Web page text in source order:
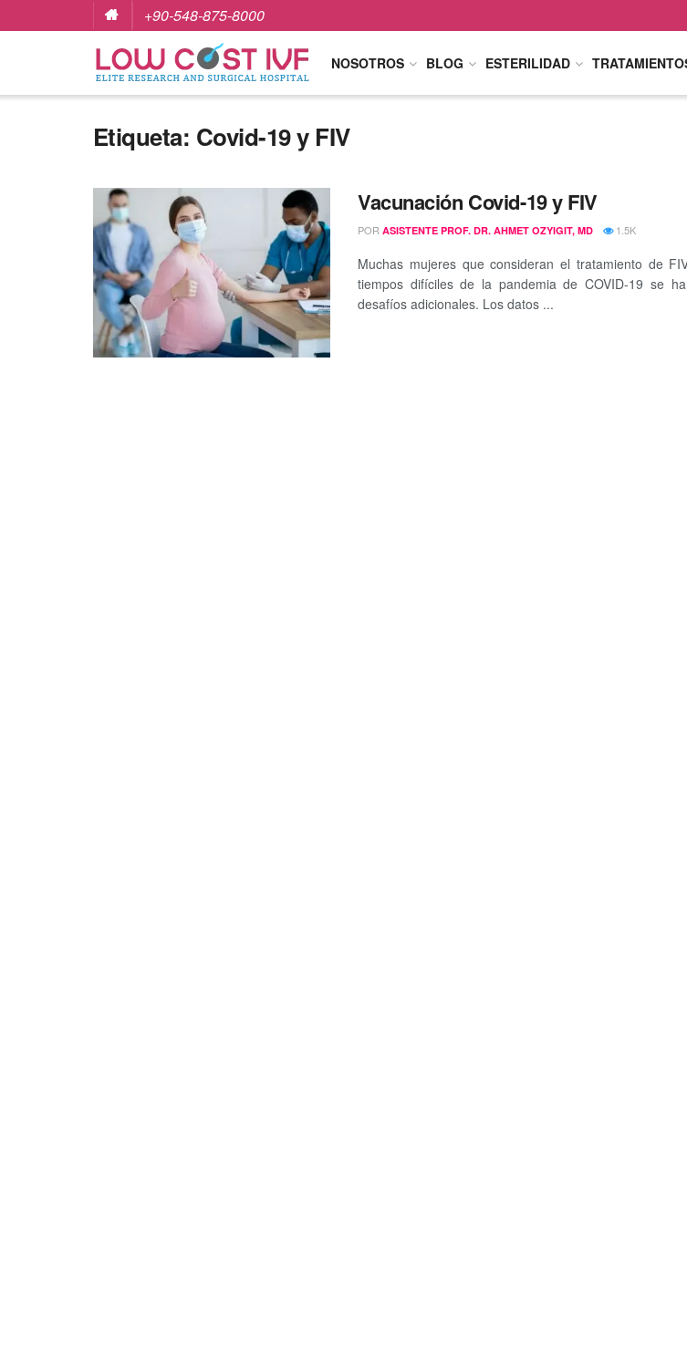
+90-548-875-8000
NOSOTROS BLOG ESTERILIDAD
Etiqueta: Covid-19 y FIV
Vacunación Covid-19 y FIV
POR ASISTENTE PROF. DR. AHMET OZYIGIT, MD 1.5K
Muchas mujeres que consideran el tratamiento de
tiempos difíciles de la pandemia de COVID-19 se
desafíos adicionales. Los datos ...